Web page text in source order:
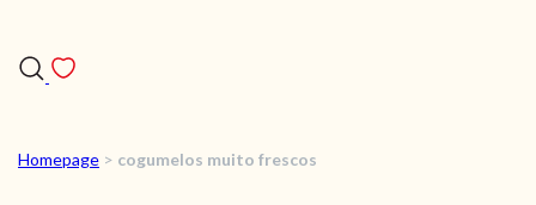
RECEITAS
Homepage > cogumelos muito frescos